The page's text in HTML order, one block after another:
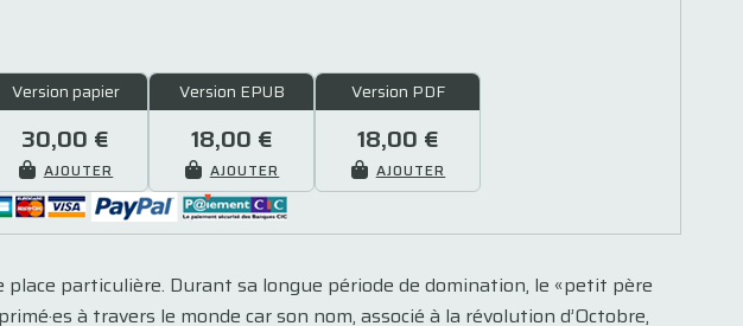
Version papier
30,00 €
AJOUTER
Version EPUB
18,00 €
AJOUTER
Version PDF
18,00 €
AJOUTER
particulière. Durant sa longue période de domination, le «petit père
à travers le monde car son nom, associé à la révolution d’Octobre,